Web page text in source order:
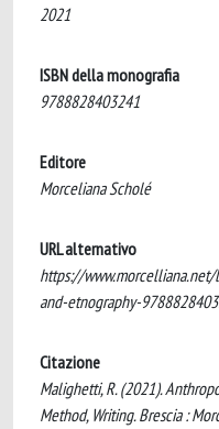
2021
ISBN della monografia
9788828403241
Editore
Morceliana Scholé
URL alternativo
https://
and-etnography-
Citazione
Malighetti, R. (2021).
Method, Writing. Brescia :